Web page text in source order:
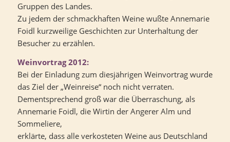
Gruppen des Landes.
Zu jedem der schmackhaften Weine wußte Annemarie
Foidl kurzweilige Geschichten zur Unterhaltung der
Besucher zu erzählen.
Weinvortrag 2012:
Bei der Einladung zum diesjährigen Weinvortrag wurde
das Ziel der „Weinreise“ noch nicht verraten.
Dementsprechend groß war die Überraschung, als
Annemarie Foidl, die Wirtin der Angerer Alm und
Sommeliere,
erklärte, dass alle verkosteten Weine aus Deutschland